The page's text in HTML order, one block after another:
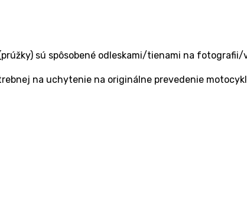
sú spôsobené odleskami/tienami na fotografii/
na uchytenie na originálne prevedenie